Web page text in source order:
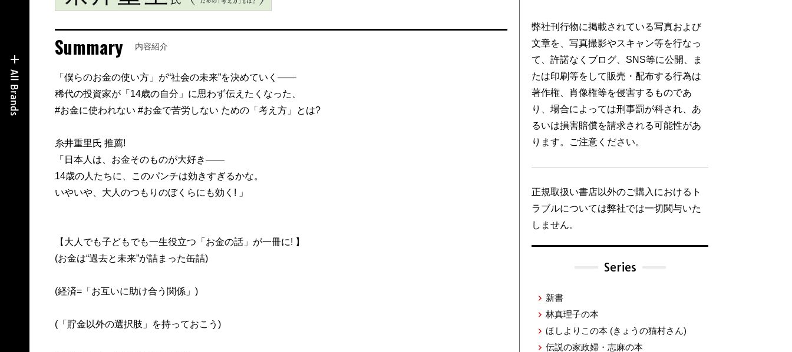
Summary 内容紹介
「僕らのお金の使い方」が“社会の未来”を決めていく――
稀代の投資家が「14歳の自分」に思わず伝えたくなった、
#お金に使われない #お金で苦労しない ための「考え方」とは?
糸井重里氏 推薦!
「日本人は、お金そのものが大好き――
14歳の人たちに、このパンチは効きすぎるかな。
いやいや、大人のつもりのぼくらにも効く! 」
【大人でも子どもでも一生役立つ「お金の話」が一冊に! 】
(お金は“過去と未来”が詰まった缶詰)
(経済=「お互いに助け合う関係」)
(「貯金以外の選択肢」を持っておこう)
弊社刊行物に掲載されている写真および
文章を、写真撮影やスキャン等を行なっ
て、許諾なくブログ、SNS等に公開、ま
たは印刷等をして販売・配布する行為は
著作権、肖像権等を侵害するものであ
り、場合によっては刑事罰が科され、あ
るいは損害賠償を請求される可能性があ
ります。ご注意ください。
正規取扱い書店以外のご購入におけるト
ラブルについては弊社では一切関与いた
しません。
Series
新書
林真理子の本
ほしよりこの本 (きょうの猫村さん)
伝説の家政婦・志麻の本